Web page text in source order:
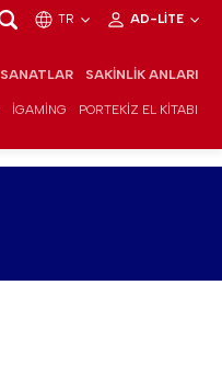
TR AD-LITE
SANATLAR SAKINLIK ANLARI
IGAMING PORTEKIZ EL KITABI